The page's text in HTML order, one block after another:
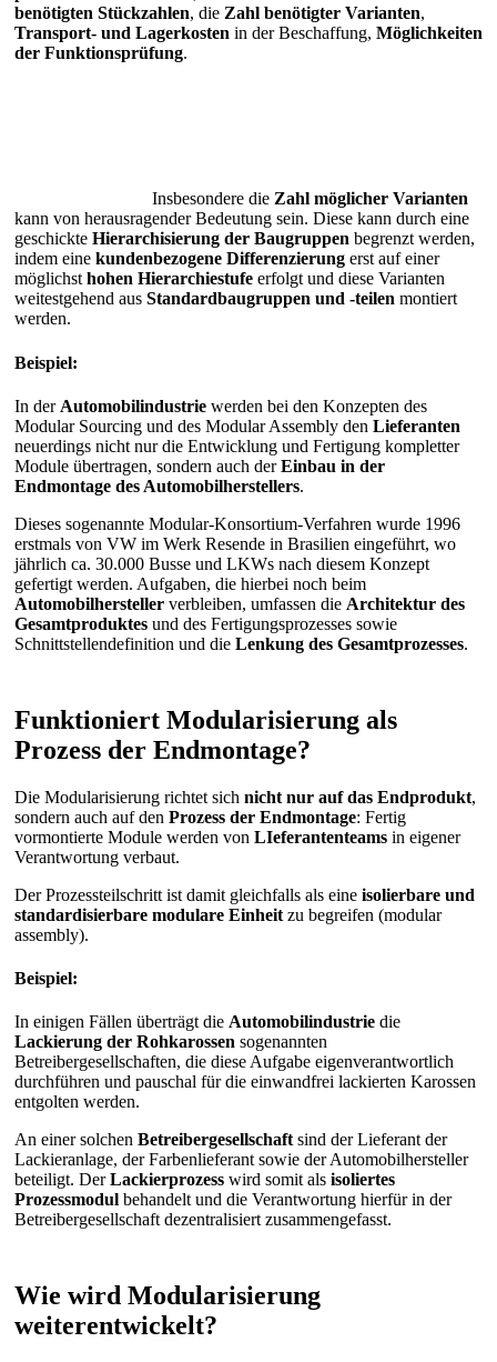
benötigten Stückzahlen, die Zahl benötigter Varianten,
Transport- und Lagerkosten in der Beschaffung, Möglichkeiten
der Funktionsprüfung.
Insbesondere die Zahl möglicher Varianten
kann von herausragender Bedeutung sein. Diese kann durch eine
geschickte Hierarchisierung der Baugruppen begrenzt werden,
indem eine kundenbezogene Differenzierung erst auf einer
möglichsthohen Hierarchiestufe erfolgt und diese Varianten
weitestgehend aus Standardbaugruppen und -teilen montiert
werden.
Beispiel:
In der Automobilindustrie werden bei den Konzepten des
Modular Sourcing und des Modular Assembly den Lieferanten
neuerdings nicht nur die Entwicklung und Fertigung kompletter
Module übertragen, sondern auch derEinbau in der
Endmontage des Automobilherstellers.
Dieses sogenannte Modular-Konsortium-Verfahren wurde 1996
erstmals von VW im Werk Resende in Brasilien eingeführt, wo
jährlich ca. 30.000 Busse und LKWs nach diesem Konzept
gefertigt werden. Aufgaben, die hierbei noch beim
Automobilhersteller verbleiben, umfassen die Architektur des
Gesamtproduktes und des Fertigungsprozesses sowie
Schnittstellendefinition und die Lenkung des Gesamtprozesses.
Funktioniert Modularisierung als
Prozess der Endmontage?
Die Modularisierung richtet sich nicht nur auf das Endprodukt,
sondern auch auf den Prozess der Endmontage: Fertig
vormontierte Module werden von LIeferantenteams in eigener
Verantwortung verbaut.
Der Prozessteilschritt ist damit gleichfalls als eine isolierbare und
standardisierbare modulare Einheit zu begreifen (modular
assembly).
Beispiel:
In einigen Fällen überträgt die Automobilindustrie die
Lackierung der Rohkarossen sogenannten
Betreibergesellschaften, die diese Aufgabe eigenverantwortlich
durchführen und pauschal für die einwandfrei lackierten Karossen
entgolten werden.
An einer solchen Betreibergesellschaft sind der Lieferant der
Lackieranlage, der Farbenlieferant sowie der Automobilhersteller
beteiligt. DerLackierprozess wird somit als isoliertes
Prozessmodul behandelt und die Verantwortung hierfür in der
Betreibergesellschaft dezentralisiert zusammengefasst.
Wie wird Modularisierung
weiterentwickelt?